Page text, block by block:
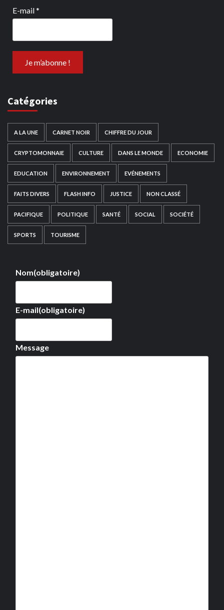
E-mail*
Catégories
A LA UNE CARNET NOIR CHIFFRE DU JOUR
CRYPTOMONNAIE CULTURE DANS LE MONDE ECONOMIE
EDUCATION ENVIRONNEMENT EVÉNEMENTS
FAITS DIVERS FLASH INFO JUSTICE NON CLASSÉ
PACIFIQUE POLITIQUE SANTÉ SOCIAL SOCIÉTÉ
SPORTS TOURISME
Nom(obligatoire)
E-mail(obligatoire)
Message